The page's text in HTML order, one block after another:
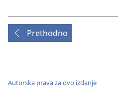
Prethodno
Autorska prava za ovo izdanje